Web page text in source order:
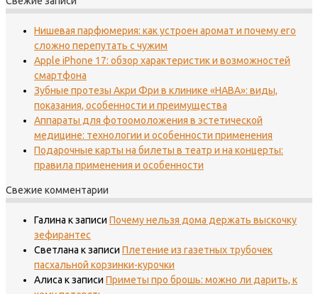
Нишевая парфюмерия: как устроен аромат и почему его
сложно перепутать с чужим
Apple iPhone 17: обзор характеристик и возможностей
смартфона
Зубные протезы Акри Фри в клинике «НАВА»: виды,
показания, особенности и преимущества
Аппараты для фотоомоложения в эстетической
медицине: технологии и особенности применения
Подарочные карты на билеты в театр и на концерты:
правила применения и особенности
Свежие комментарии
Галина к записи Почему нельзя дома держать выскочку
зефирантес
Светлана к записи Плетение из газетных трубочек
пасхальной корзинки-курочки
Алиса к записи Приметы про брошь: можно ли дарить, к